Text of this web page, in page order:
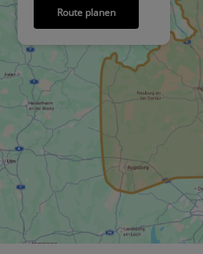
Route planen